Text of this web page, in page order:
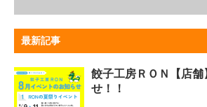
最新記事
餃子工房ＲＯＮ【店舗
せ！！